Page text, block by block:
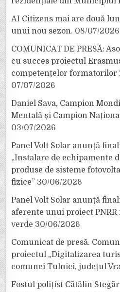
AI Citizens mai are două
unui nou sezon. 08/07/2026
COMUNICAT DE PRESĂ:
cu succes proiectul
competențelor formatorilor
07/07/2026
Daniel Sava, Campion
Mentală și Campion
03/07/2026
Panel Volt Solar anunță
„Instalare de echipamente
produse de sisteme
fizice” 30/06/2026
Panel Volt Solar anunță
aferente unui proiect
verde 30/06/2026
Comunicat de presă.
proiectul „Digitalizarea
comunei Tulnici, județul
Fostul polițist Cătălin